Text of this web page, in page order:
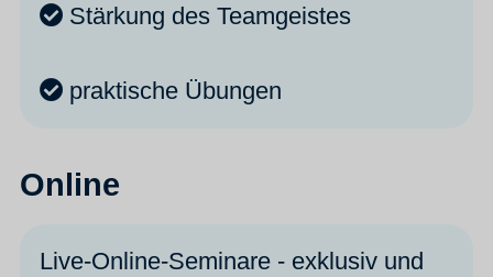
Stärkung des Teamgeistes
praktische Übungen
Online
Live-Online-Seminare - exklusiv und